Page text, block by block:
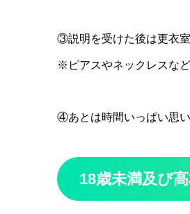
③説明を受けた後は更衣
※ピアスやネックレスな
④あとは時間いっぱい思
18歳未満及び